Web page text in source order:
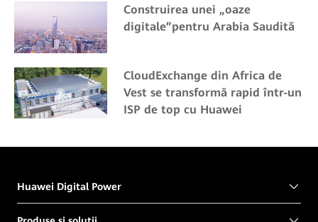
Construirea unei „oaze
digitale”pentru Arabia Saudită
CloudExchange din Africa de
Vest se transformă rapid într-un
ISP de top cu Huawei
Huawei Digital Power